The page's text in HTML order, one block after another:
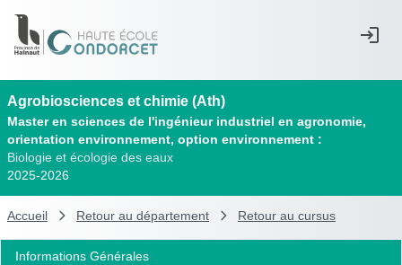
Agrobiosciences et chimie (Ath)
Master en sciences de l'ingénieur industriel en agronomie,
orientation environnement, option environnement :
Biologie et écologie des eaux
2025-2026
Accueil Retour au département Retour au cursus
Informations Générales